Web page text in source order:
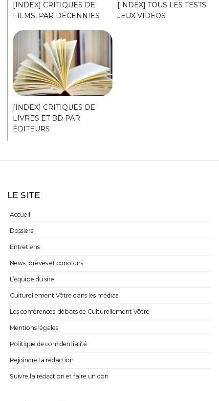
[INDEX] CRITIQUES DE
FILMS, PAR DÉCENNIES
[INDEX] TOUS LES TESTS
JEUX VIDÉOS
[INDEX] CRITIQUES DE
LIVRES ET BD PAR
ÉDITEURS
LE SITE
Accueil
Dossiers
Entretiens
News, brèves et concours
L’équipe du site
Culturellement Vôtre dans les médias
Les conférences-débats de Culturellement Vôtre
Mentions légales
Politique de confidentialité
Rejoindre la rédaction
Suivre la rédaction et faire un don